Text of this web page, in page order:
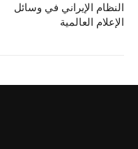
النظام الإيراني في وسائل
الإعلام العالمية